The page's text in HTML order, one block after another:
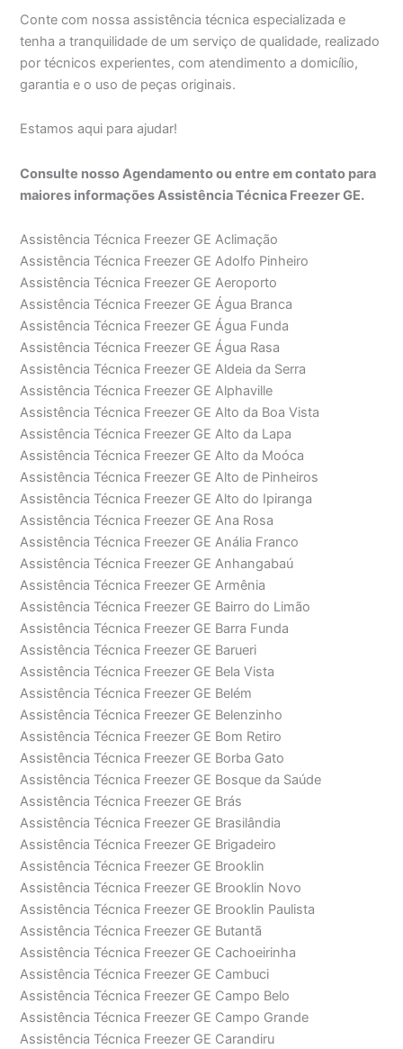
Conte com nossa assistência técnica especializada e
tenha a tranquilidade de um serviço de qualidade, realizado
por técnicos experientes, com atendimento a domicílio,
garantia e o uso de peças originais.
Estamos aqui para ajudar!
Consulte nosso Agendamento ou entre em contato para
maiores informações Assistência Técnica Freezer GE.
Assistência Técnica Freezer GE Aclimação
Assistência Técnica Freezer GE Adolfo Pinheiro
Assistência Técnica Freezer GE Aeroporto
Assistência Técnica Freezer GE Água Branca
Assistência Técnica Freezer GE Água Funda
Assistência Técnica Freezer GE Água Rasa
Assistência Técnica Freezer GE Aldeia da Serra
Assistência Técnica Freezer GE Alphaville
Assistência Técnica Freezer GE Alto da Boa Vista
Assistência Técnica Freezer GE Alto da Lapa
Assistência Técnica Freezer GE Alto da Moóca
Assistência Técnica Freezer GE Alto de Pinheiros
Assistência Técnica Freezer GE Alto do Ipiranga
Assistência Técnica Freezer GE Ana Rosa
Assistência Técnica Freezer GE Anália Franco
Assistência Técnica Freezer GE Anhangabaú
Assistência Técnica Freezer GE Armênia
Assistência Técnica Freezer GE Bairro do Limão
Assistência Técnica Freezer GE Barra Funda
Assistência Técnica Freezer GE Barueri
Assistência Técnica Freezer GE Bela Vista
Assistência Técnica Freezer GE Belém
Assistência Técnica Freezer GE Belenzinho
Assistência Técnica Freezer GE Bom Retiro
Assistência Técnica Freezer GE Borba Gato
Assistência Técnica Freezer GE Bosque da Saúde
Assistência Técnica Freezer GE Brás
Assistência Técnica Freezer GE Brasilândia
Assistência Técnica Freezer GE Brigadeiro
Assistência Técnica Freezer GE Brooklin
Assistência Técnica Freezer GE Brooklin Novo
Assistência Técnica Freezer GE Brooklin Paulista
Assistência Técnica Freezer GE Butantã
Assistência Técnica Freezer GE Cachoeirinha
Assistência Técnica Freezer GE Cambuci
Assistência Técnica Freezer GE Campo Belo
Assistência Técnica Freezer GE Campo Grande
Assistência Técnica Freezer GE Carandiru